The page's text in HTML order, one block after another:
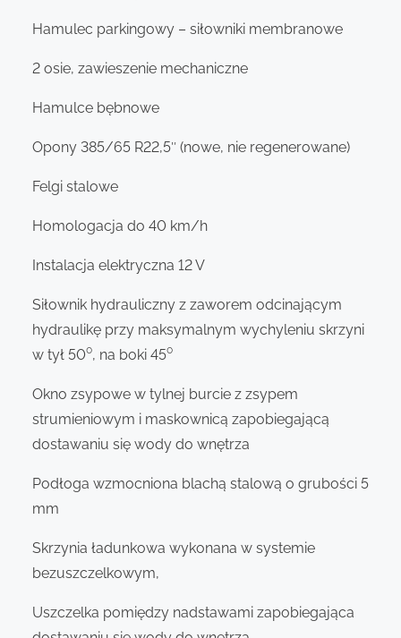
Hamulec parkingowy – siłowniki membranowe
2 osie, zawieszenie mechaniczne
Hamulce bębnowe
Opony 385/65 R22,5″ (nowe, nie regenerowane)
Felgi stalowe
Homologacja do 40 km/h
Instalacja elektryczna 12 V
Siłownik hydrauliczny z zaworem odcinającym
hydraulikę przy maksymalnym wychyleniu skrzyni
w tył 50⁰, na boki 45⁰
Okno zsypowe w tylnej burcie z zsypem
strumieniowym i maskownicą zapobiegającą
dostawaniu się wody do wnętrza
Podłoga wzmocniona blachą stalową o grubości 5
mm
Skrzynia ładunkowa wykonana w systemie
bezuszczelkowym,
Uszczelka pomiędzy nadstawami zapobiegająca